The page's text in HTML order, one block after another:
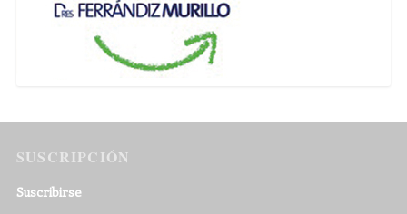
SUSCRIPCIÓN
Suscribirse